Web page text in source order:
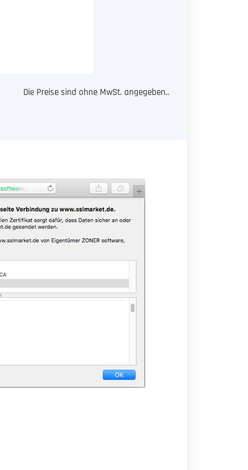
Die Preise sind ohne MwSt. angegeben..